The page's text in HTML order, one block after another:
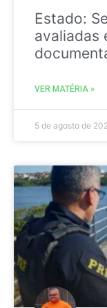
Estado:
avaliadas
VER MATÉRIA »
5 de agosto de